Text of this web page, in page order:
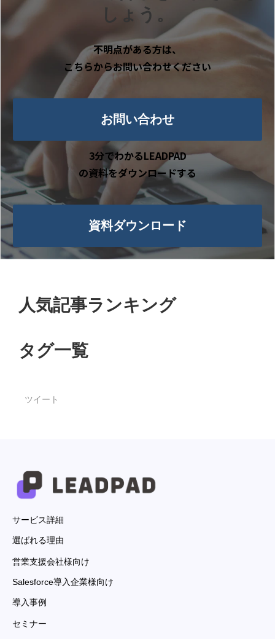
しょう。
不明点がある方は、
こちらからお問い合わせください
お問い合わせ
3分でわかるLEADPAD
の資料をダウンロードする
資料ダウンロード
人気記事ランキング
タグ一覧
ツイート
サービス詳細
選ばれる理由
営業支援会社様向け
Salesforce導入企業様向け
導入事例
セミナー